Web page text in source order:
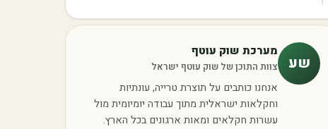
שע
מערכת שוק עוטף
צוות התוכן של שוק עוטף ישראל
אנחנו כותבים על תוצרת טרייה, עונתיות
וחקלאות ישראלית מתוך עבודה יומיומית מול
עשרות חקלאים ומאות ארגונים בכל הארץ.